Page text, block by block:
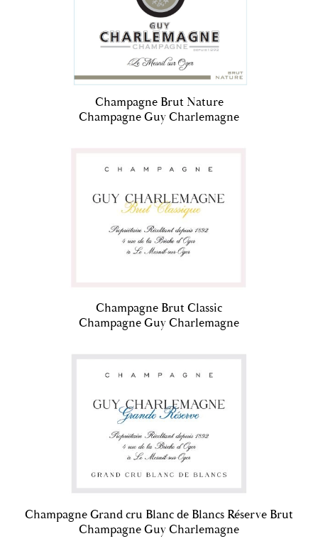
Champagne Brut Nature
Champagne Guy Charlemagne
Champagne Brut Classic
Champagne Guy Charlemagne
Champagne Grand cru Blanc de Blancs Réserve Brut
Champagne Guy Charlemagne